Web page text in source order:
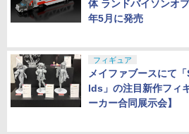
体 ランドバイソンオ
年5月に発売
フィギュア
メイファブースにて
lds」の注目新作フィ
ーカー合同展示会】